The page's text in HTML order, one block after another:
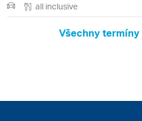
all inclusive
Všechny termíny